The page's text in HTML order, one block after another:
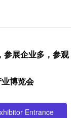
参展企业多，参观
博览会
Entrance